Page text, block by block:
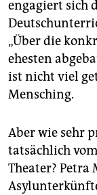
engagiert sich
„Über die
ehesten
ist nicht viel
Mensching.
Aber wie sehr
tatsächlich
Theater? Petra